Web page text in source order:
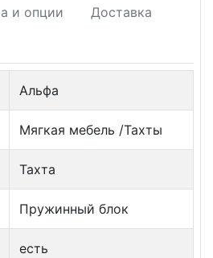
и опции Доставка
Альфа
Мягкая мебель /Тахты
Тахта
Пружинный блок
есть